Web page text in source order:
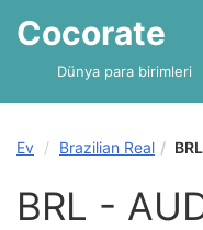
Cocorate
Dünya para birimleri
Ev Brazilian Real
BRL -